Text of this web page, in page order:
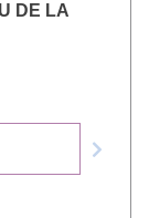
DE LA
Next